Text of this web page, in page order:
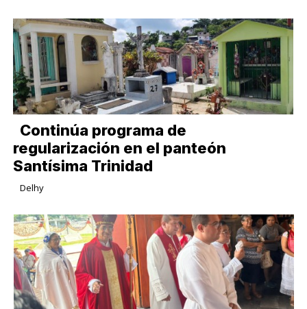
Continúa programa de
regularización en el panteón
Santísima Trinidad
Delhy